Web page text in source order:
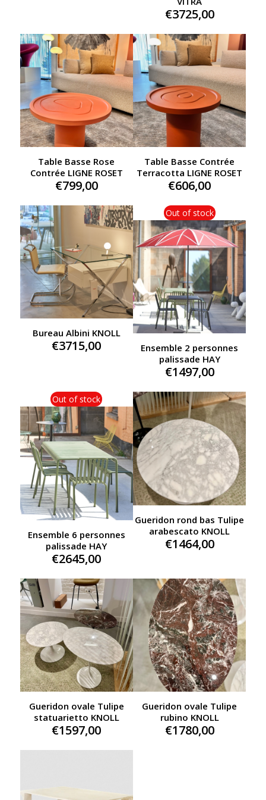
€3725,00
Table Basse Rose
Contrée LIGNE ROSET
€799,00
Table Basse Contrée
Terracotta LIGNE ROSET
€606,00
Bureau Albini KNOLL
€3715,00
Out of stock
Ensemble 2 personnes
palissade HAY
€1497,00
Out of stock
Ensemble 6 personnes
palissade HAY
€2645,00
Gueridon rond bas Tulipe
arabescato KNOLL
€1464,00
Gueridon ovale Tulipe
statuarietto KNOLL
€1597,00
Gueridon ovale Tulipe
rubino KNOLL
€1780,00